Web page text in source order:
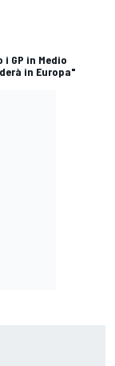
GP in Medio
in Europa"